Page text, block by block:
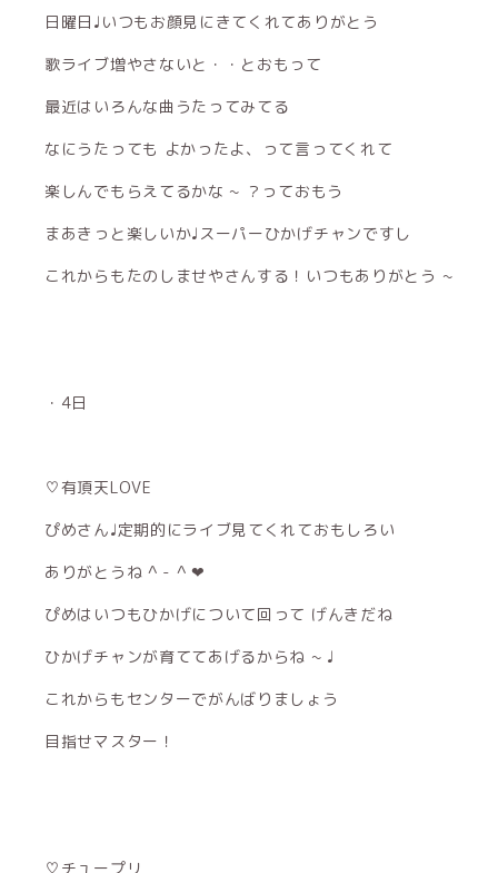
日曜日♩いつもお顔見にきてくれてありがとう
歌ライブ増やさないと・・とおもって
最近はいろんな曲うたってみてる
なにうたっても よかったよ、って言ってくれて
楽しんでもらえてるかな ~ ？っておもう
まあきっと楽しいか♩スーパーひかげチャンですし
これからもたのしませやさんする！いつもありがとう ~
・4日
♡有頂天LOVE
ぴめさん♩定期的にライブ見てくれておもしろい
ありがとうね ^ - ^ ❤︎
ぴめはいつもひかげについて回って げんきだね
ひかげチャンが育ててあげるからね ~ ♩
これからもセンターでがんばりましょう
目指せマスター！
♡チュープリ